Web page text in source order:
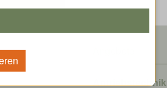
Antriebstechnik